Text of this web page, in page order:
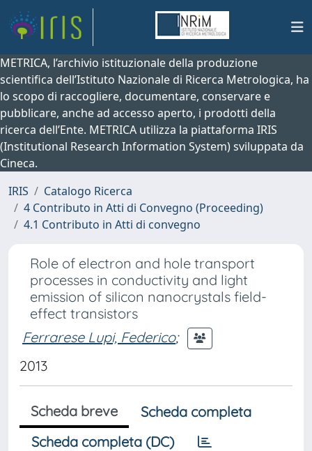
METRICA, l’archivio istituzionale della produzione
scientifica dell’Istituto Nazionale di Ricerca Metrologica, ha
lo scopo di raccogliere, documentare, conservare e
pubblicare, anche ad accesso aperto, i prodotti della
ricerca dell’Ente. METRICA utilizza la piattaforma IRIS
(Institutional Research Information System) sviluppata da
Cineca.
IRIS
Catalogo Ricerca
4 Contributo in Atti di Convegno (Proceeding)
4.1 Contributo in Atti di convegno
Role of electron and hole transport
processes in conductivity and light
emission of silicon nanocrystals field-
effect transistors
Ferrarese Lupi, Federico;
2013
Scheda breve
Scheda completa
Scheda completa (DC)